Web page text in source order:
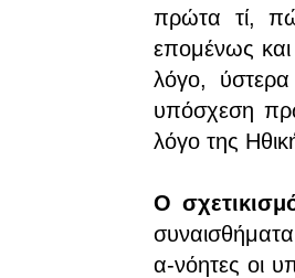
πρώτα τί,
επομένως και
λόγο,
υπόσχεση
λόγο της
Ο
α-νόητες οι